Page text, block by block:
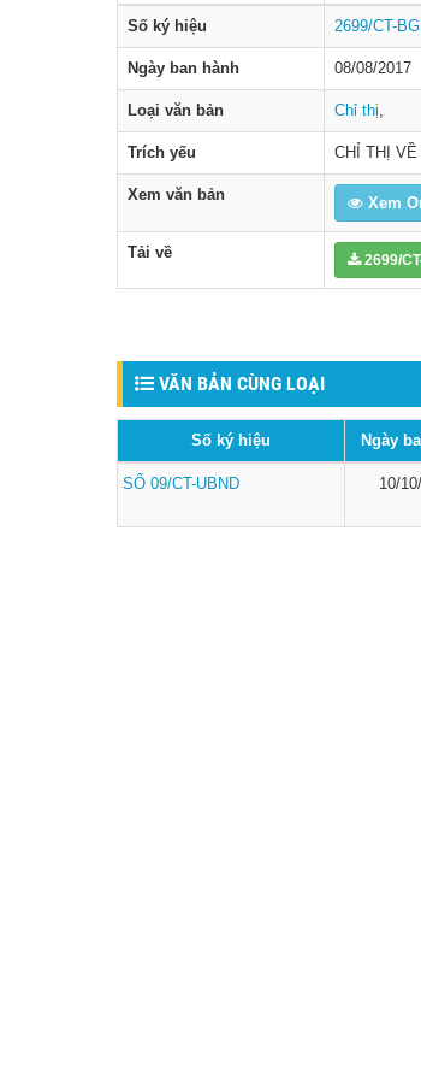
Số ký hiệu 2699/CT-
Ngày ban hành 08/08/2017
Loại văn bản Chỉ thị
Trích yếu CHỈ THỊ VỀ
Xem văn bản Xem
Tải về 2699/
VĂN BẢN CÙNG LOẠI
Số ký hiệu Ngày
SỐ 09/CT-UBND 10/